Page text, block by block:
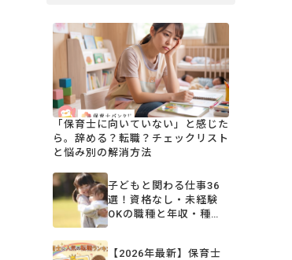
「保育士に向いていない」と感じた
ら。辞める？転職？チェックリスト
と悩み別の解消方法
子どもと関わる仕事36
選！資格なし・未経験
OKの職種と年収・種類
【2026年最新】保育士